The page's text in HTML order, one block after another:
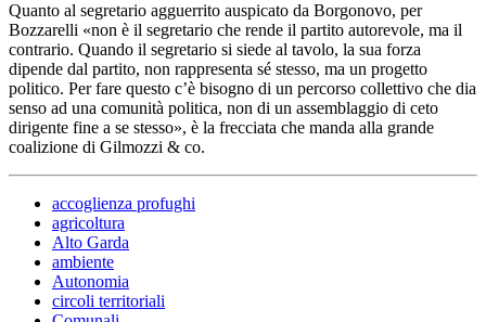
Quanto al segretario agguerrito auspicato da Borgonovo, per
Bozzarelli «non è il segretario che rende il partito autorevole, ma il
contrario. Quando il segretario si siede al tavolo, la sua forza
dipende dal partito, non rappresenta sé stesso, ma un progetto
politico. Per fare questo c’è bisogno di un percorso collettivo che dia
senso ad una comunità politica, non di un assemblaggio di ceto
dirigente fine a se stesso», è la frecciata che manda alla grande
coalizione di Gilmozzi & co.
accoglienza profughi
agricoltura
Alto Garda
ambiente
Autonomia
circoli territoriali